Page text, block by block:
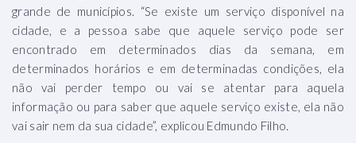
grande de municípios. “Se existe um serviço disponível na
cidade, e a pessoa sabe que aquele serviço pode ser
encontrado em determinados dias da semana, em
determinados horários e em determinadas condições, ela
não vai perder tempo ou vai se atentar para aquela
informação ou para saber que aquele serviço existe, ela não
vai sair nem da sua cidade”, explicou Edmundo Filho.